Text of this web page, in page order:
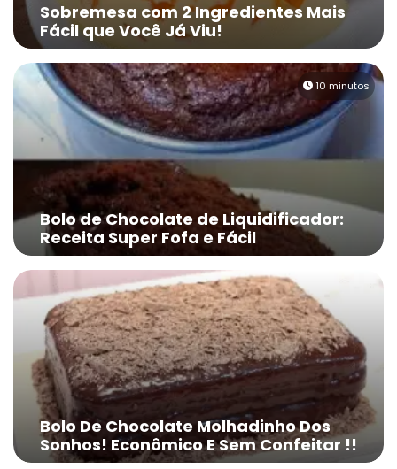
Sobremesa com 2 Ingredientes Mais
Fácil que Você Já Viu!
10 minutos
Bolo de Chocolate de Liquidificador:
Receita Super Fofa e Fácil
Bolo De Chocolate Molhadinho Dos
Sonhos! Econômico E Sem Confeitar !!